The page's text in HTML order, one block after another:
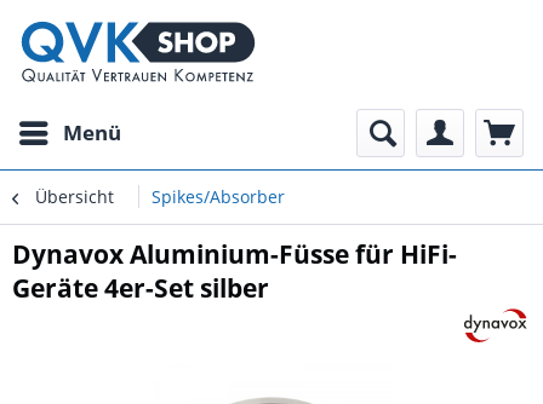
Menü
Übersicht Spikes/Absorber
Dynavox Aluminium-Füsse für HiFi-
Geräte 4er-Set silber